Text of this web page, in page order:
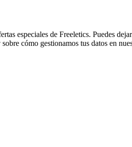
especiales de Freeletics. Puedes
cómo gestionamos tus datos en